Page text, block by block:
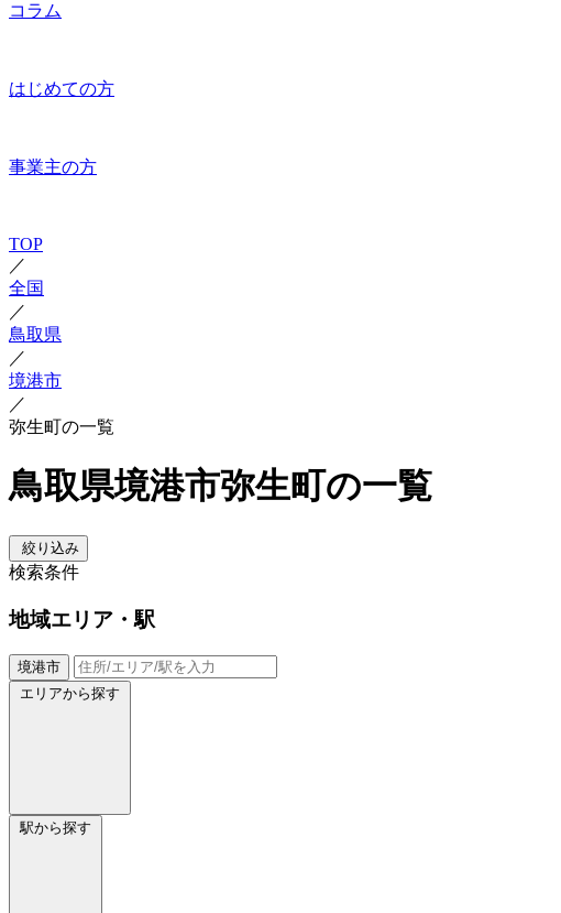
コラム
はじめての方
事業主の方
TOP
／
全国
／
鳥取県
／
境港市
／
弥生町の一覧
鳥取県境港市弥生町の一覧
絞り込み
検索条件
地域エリア・駅
境港市
エリアから探す
駅から探す